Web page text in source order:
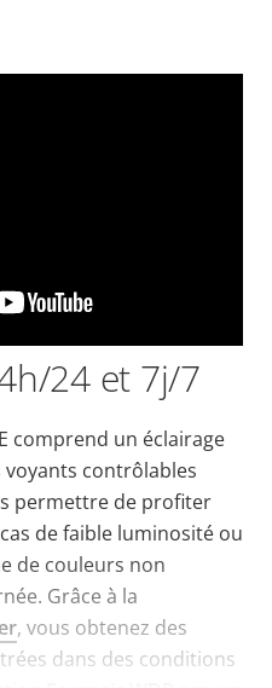
24 et 7j/7
comprend un éclairage
voyants contrôlables
permettre de profiter
cas de faible luminosité ou
de couleurs non
Grâce à la
, vous obtenez des
dans des conditions